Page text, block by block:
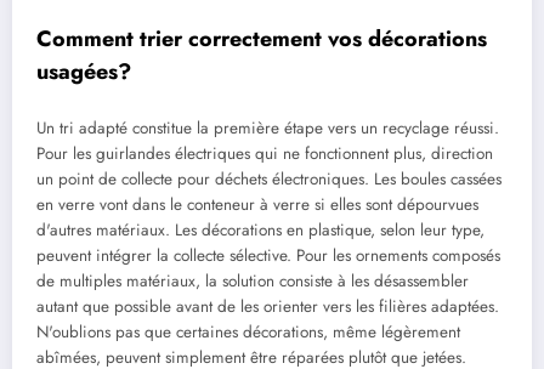
Comment trier correctement vos décorations
usagées?
Un tri adapté constitue la première étape vers un recyclage réussi.
Pour les guirlandes électriques qui ne fonctionnent plus, direction
un point de collecte pour déchets électroniques. Les boules cassées
en verre vont dans le conteneur à verre si elles sont dépourvues
d'autres matériaux. Les décorations en plastique, selon leur type,
peuvent intégrer la collecte sélective. Pour les ornements composés
de multiples matériaux, la solution consiste à les désassembler
autant que possible avant de les orienter vers les filières adaptées.
N'oublions pas que certaines décorations, même légèrement
abîmées, peuvent simplement être réparées plutôt que jetées.